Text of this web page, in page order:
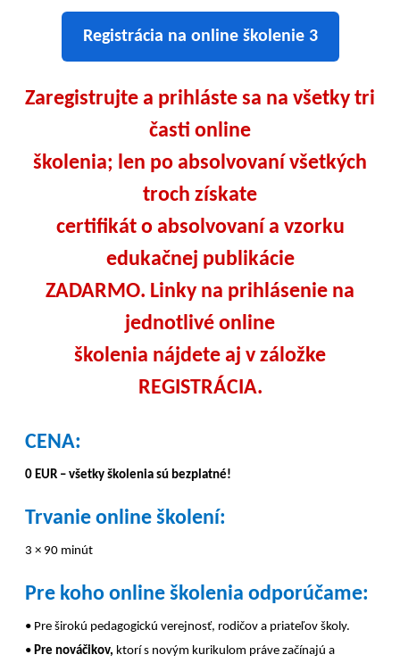
Registrácia na online školenie 3
Zaregistrujte a prihláste sa na všetky tri
časti online
školenia; len po absolvovaní všetkých
troch získate
certifikát o absolvovaní a vzorku
edukačnej publikácie
ZADARMO. Linky na prihlásenie na
jednotlivé online
školenia nájdete aj v záložke
REGISTRÁCIA.
CENA:
0 EUR – všetky školenia sú bezplatné!
Trvanie online školení:
3 × 90 minút
Pre koho online školenia odporúčame:
• Pre širokú pedagogickú verejnosť, rodičov a priateľov školy.
• Pre nováčikov, ktorí s novým kurikulom práve začínajú a